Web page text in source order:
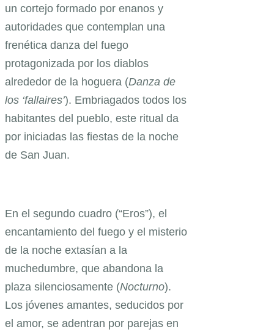
un cortejo formado por enanos y
autoridades que contemplan una
frenética danza del fuego
protagonizada por los diablos
alrededor de la hoguera (Danza de
los ‘fallaires’). Embriagados todos los
habitantes del pueblo, este ritual da
por iniciadas las fiestas de la noche
de San Juan.
En el segundo cuadro (“Eros”), el
encantamiento del fuego y el misterio
de la noche extasían a la
muchedumbre, que abandona la
plaza silenciosamente (Nocturno).
Los jóvenes amantes, seducidos por
el amor, se adentran por parejas en